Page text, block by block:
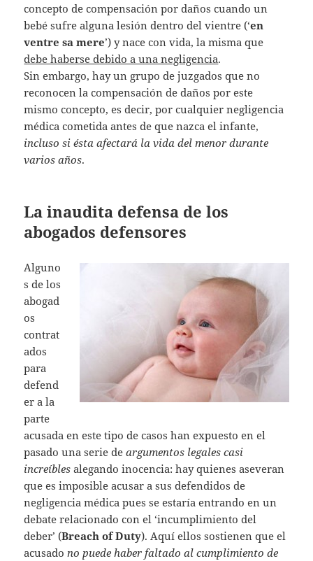
concepto de compensación por daños cuando un
bebé sufre alguna lesión dentro del vientre (‘en
ventre sa mere’) y nace con vida, la misma que
debe haberse debido a una negligencia.
Sin embargo, hay un grupo de juzgados que no
reconocen la compensación de daños por este
mismo concepto, es decir, por cualquier negligencia
médica cometida antes de que nazca el infante,
incluso si ésta afectará la vida del menor durante
varios años.
La inaudita defensa de los
abogados defensores
Alguno
s de los
abogad
os
contrat
ados
para
defend
er a la
parte
acusada en este tipo de casos han expuesto en el
pasado una serie deargumentos legales casi
increíbles alegando inocencia: hay quienes aseveran
que es imposible acusar a sus defendidos de
negligencia médica pues se estaría entrando en un
debate relacionado con el ‘incumplimiento del
deber’ (Breach of Duty). Aquí ellos sostienen que el
acusadono puede haber faltado al cumplimiento de